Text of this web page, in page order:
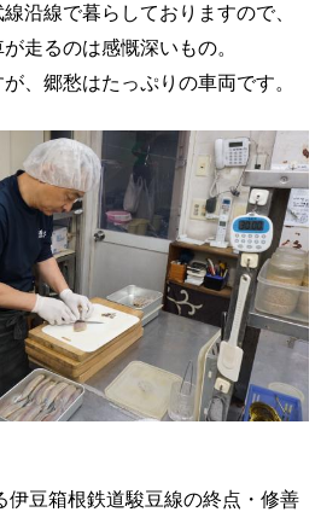
沿線で暮らしておりますので、
走るのは感慨深いもの。
、郷愁はたっぷりの車両です。
伊豆箱根鉄道駿豆線の終点・修善